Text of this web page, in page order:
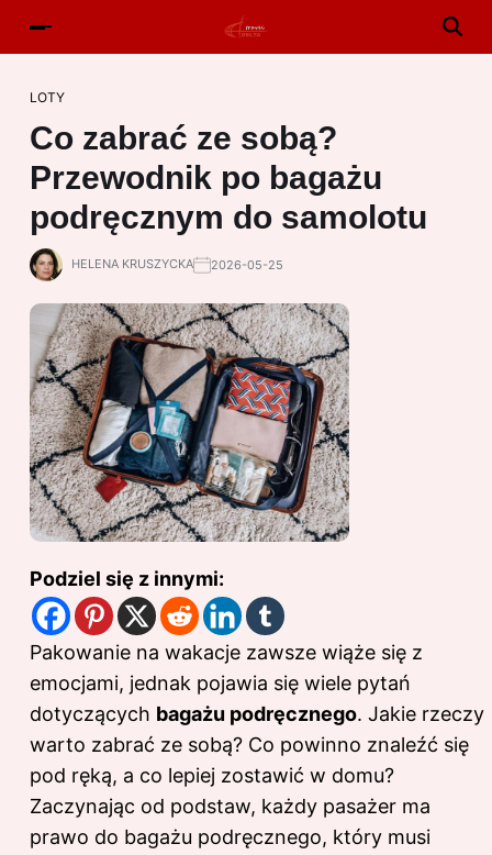
LOTY
Co zabrać ze sobą?
Przewodnik po bagażu
podręcznym do samolotu
HELENA KRUSZYCKA 2026-05-25
Podziel się z innymi:
Pakowanie na wakacje zawsze wiąże się z
emocjami, jednak pojawia się wiele pytań
dotyczących bagażu podręcznego. Jakie rzeczy
warto zabrać ze sobą? Co powinno znaleźć się
pod ręką, a co lepiej zostawić w domu?
Zaczynając od podstaw, każdy pasażer ma
prawo do bagażu podręcznego, który musi